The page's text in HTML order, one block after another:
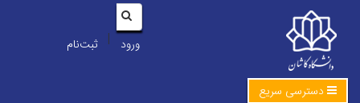
ورود | ثبت‌نام
دسترسی سریع